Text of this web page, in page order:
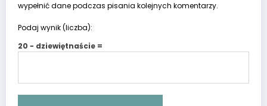
wypełnić dane podczas pisania kolejnych komentarzy.
Podaj wynik (liczba):
20 − dziewiętnaście =